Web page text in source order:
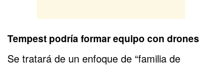
Tempest podría formar equipo con drones
Se tratará de un enfoque de “familia de